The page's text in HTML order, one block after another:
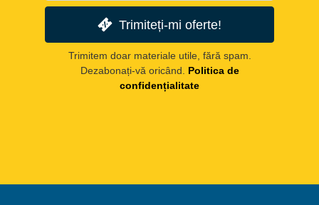
Trimiteți-mi oferte!
Trimitem doar materiale utile, fără spam.
Dezabonați-vă oricând. Politica de
confidențialitate